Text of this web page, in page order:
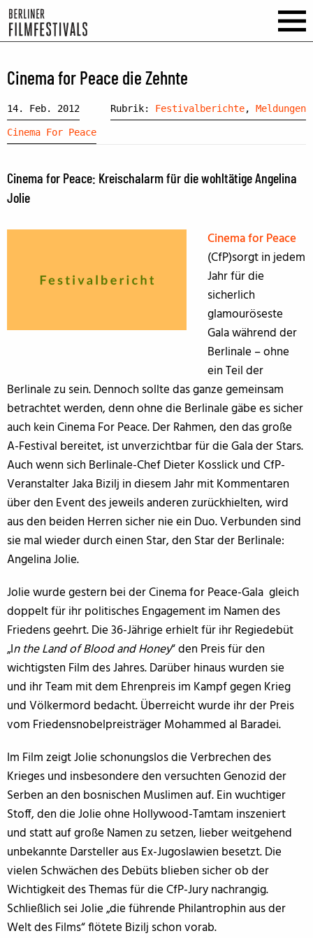
Cinema for Peace die Zehnte
14. Feb. 2012 Rubrik: Festivalberichte, Meldungen
Cinema For Peace
Cinema for Peace: Kreischalarm für die wohltätige Angelina
Jolie
Cinema for Peace
(CfP)sorgt in jedem
Jahr für die
sicherlich
glamouröseste
Gala während der
Berlinale – ohne
ein Teil der
Berlinale zu sein. Dennoch sollte das ganze gemeinsam
betrachtet werden, denn ohne die Berlinale gäbe es sicher
auch kein Cinema For Peace. Der Rahmen, den das große
A-Festival bereitet, ist unverzichtbar für die Gala der Stars.
Auch wenn sich Berlinale-Chef Dieter Kosslick und CfP-
Veranstalter Jaka Bizilj in diesem Jahr mit Kommentaren
über den Event des jeweils anderen zurückhielten, wird
aus den beiden Herren sicher nie ein Duo. Verbunden sind
sie mal wieder durch einen Star, den Star der Berlinale:
Angelina Jolie.
Jolie wurde gestern bei der Cinema for Peace-Gala gleich
doppelt für ihr politisches Engagement im Namen des
Friedens geehrt. Die 36-Jährige erhielt für ihr Regiedebüt
„In the Land of Blood and Honey“ den Preis für den
wichtigsten Film des Jahres. Darüber hinaus wurden sie
und ihr Team mit dem Ehrenpreis im Kampf gegen Krieg
und Völkermord bedacht. Überreicht wurde ihr der Preis
vom Friedensnobelpreisträger Mohammed al Baradei.
Im Film zeigt Jolie schonungslos die Verbrechen des
Krieges und insbesondere den versuchten Genozid der
Serben an den bosnischen Muslimen auf. Ein wuchtiger
Stoff, den die Jolie ohne Hollywood-Tamtam inszeniert
und statt auf große Namen zu setzen, lieber weitgehend
unbekannte Darsteller aus Ex-Jugoslawien besetzt. Die
vielen Schwächen des Debüts blieben sicher ob der
Wichtigkeit des Themas für die CfP-Jury nachrangig.
Schließlich sei Jolie „die führende Philantrophin aus der
Welt des Films“ flötete Bizilj schon vorab.